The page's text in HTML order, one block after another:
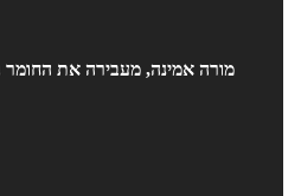
מורה אמינה, מעבירה את החומר